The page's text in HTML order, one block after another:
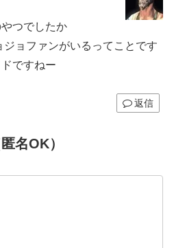
つでしたか
ジョファンがいるってことです
ですねー
返信
名OK）